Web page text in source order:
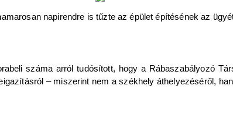
napirendre is tűzte az épület építésének az
száma arról tudósított, hogy a Rábaszabályozó
– miszerint nem a székhely áthelyezéséről,